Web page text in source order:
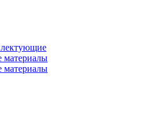
материалы
материалы